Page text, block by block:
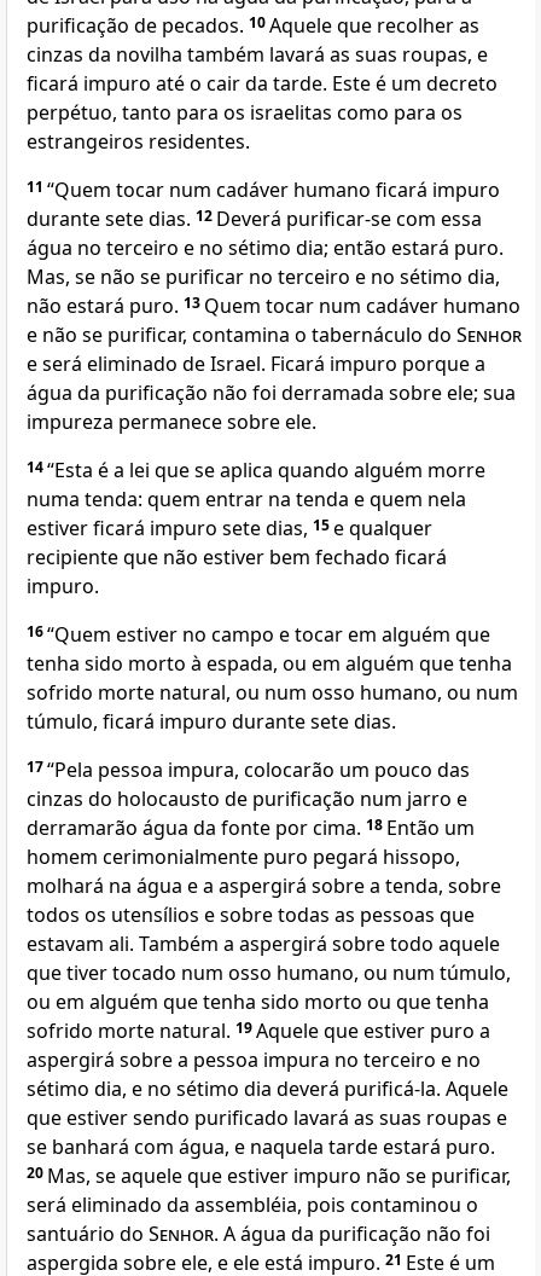
purificação de pecados. 10Aquele que recolher as
cinzas da novilha também lavará as suas roupas, e
ficará impuro até o cair da tarde. Este é um decreto
perpétuo, tanto para os israelitas como para os
estrangeiros residentes.
11 “Quem tocar num cadáver humano ficará impuro
durante sete dias. 12 Deverá purificar-se com essa
água no terceiro e no sétimo dia; então estará puro.
Mas, se não se purificar no terceiro e no sétimo dia,
não estará puro. 13 Quem tocar num cadáver humano
e não se purificar, contamina o tabernáculo do Senhor
e será eliminado de Israel. Ficará impuro porque a
água da purificação não foi derramada sobre ele; sua
impureza permanece sobre ele.
14“Esta é a lei que se aplica quando alguém morre
numa tenda: quem entrar na tenda e quem nela
estiver ficará impuro sete dias, 15e qualquer
recipiente que não estiver bem fechado ficará
impuro.
16“Quem estiver no campo e tocar em alguém que
tenha sido morto à espada, ou em alguém que tenha
sofrido morte natural, ou num osso humano, ou num
túmulo, ficará impuro durante sete dias.
17“Pela pessoa impura, colocarão um pouco das
cinzas do holocausto de purificação num jarro e
derramarão água da fonte por cima. 18 Então um
homem cerimonialmente puro pegará hissopo,
molhará na água e a aspergirá sobre a tenda, sobre
todos os utensílios e sobre todas as pessoas que
estavam ali. Também a aspergirá sobre todo aquele
que tiver tocado num osso humano, ou num túmulo,
ou em alguém que tenha sido morto ou que tenha
sofrido morte natural. 19Aquele que estiver puro a
aspergirá sobre a pessoa impura no terceiro e no
sétimo dia, e no sétimo dia deverá purificá-la. Aquele
que estiver sendo purificado lavará as suas roupas e
se banhará com água, e naquela tarde estará puro.
20 Mas, se aquele que estiver impuro não se purificar,
será eliminado da assembléia, pois contaminou o
santuário do Senhor. A água da purificação não foi
aspergida sobre ele, e ele está impuro. 21 Este é um